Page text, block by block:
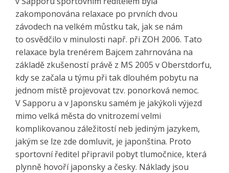
zakomponována relaxace po prvních dvou
závodech na velkém můstku tak, jak se nám
to osvědčilo v minulosti např. při ZOH 2006. Tato
relaxace byla trenérem Bajcem zahrnována na
základě zkušeností právě z MS 2005 v Oberstdorfu,
kdy se začala u týmu při tak dlouhém pobytu na
jednom místě projevovat tzv. ponorková nemoc.
V Sapporu a v Japonsku samém je jakýkoli výjezd
mimo velká města do vnitrozemí velmi
komplikovanou záležitostí neb jediným jazykem,
jakým se lze zde domluvit, je japonština. Proto
sportovní ředitel připravil pobyt tlumočnice, která
plynně hovoří japonsky a česky. Náklady jsou